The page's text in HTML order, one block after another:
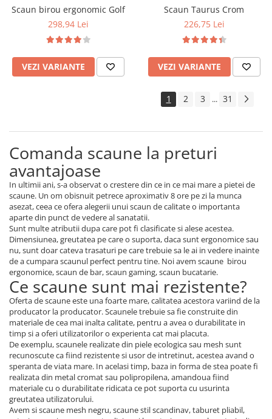
Scaun birou ergonomic Golf
298,94 Lei
VEZI VARIANTE
Scaun Taurus Crom
226,75 Lei
VEZI VARIANTE
1 2 3 ... 31
Comanda scaune la preturi
avantajoase
In ultimii ani, s-a observat o crestere din ce in ce mai mare a pietei de
scaune. Un om obisnuit petrece aproximativ 8 ore pe zi la munca
asezat, ceea ce ofera alegerii unui scaun de calitate o importanta
aparte din punct de vedere al sanatatii.
Sunt multe atributii dupa care pot fi clasificate si alese acestea.
Dimensiunea, greutatea pe care o suporta, daca sunt ergonomice sau
nu, sunt doar cateva trasaturi pe care trebuie sa le ai in vedere inainte
de a cumpara scaunul perfect pentru tine. Noi avem scaune birou
ergonomice, scaun de bar, scaun gaming, scaun bucatarie.
Ce scaune sunt mai rezistente?
Oferta de scaune este una foarte mare, calitatea acestora variind de la
producator la producator. Scaunele trebuie sa fie construite din
materiale de cea mai inalta calitate, pentru a avea o durabilitate in
timp si a oferi utilizatorilor o experienta cat mai placuta.
De exemplu, scaunele realizate din piele ecologica sau mesh sunt
recunoscute ca fiind rezistente si usor de intretinut, acestea avand o
speranta de viata mare. In acelasi timp, baza in forma de stea poate fi
realizata din metal cromat sau polipropilena, amandoua fiind
materiale cu o durabilitate ridicata ce pot suporta cu usurinta
greutatea utilizatorului.
Avem si scaune mesh negru, scaune stil scandinav, taburet pliabil,